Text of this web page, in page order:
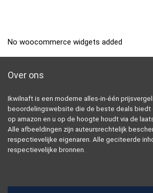
No woocommerce widgets added
Over ons
Ikwilnaft is een moderne alles-in-één
beoordelingswebsite die de beste deals biedt
op amazon en u op de hoogte houdt via de
Alle afbeeldingen zijn auteursrechtelijk
respectievelijke eigenaren. Alle geciteerde
respectievelijke bronnen.